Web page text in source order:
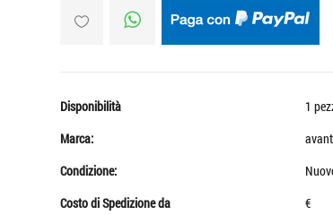
Disponibilità
1
Marca:
Condizione:
Costo di Spedizione da
€